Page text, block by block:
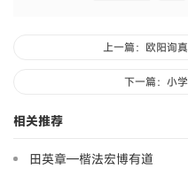
上一篇：欧阳询
下一篇：小
相关推荐
田英章—楷法宏博有道